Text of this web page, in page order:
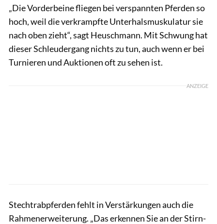
„Die Vorderbeine fliegen bei verspannten Pferden so
hoch, weil die verkrampfte Unterhalsmuskulatur sie
nach oben zieht“, sagt Heuschmann. Mit Schwung hat
dieser Schleudergang nichts zu tun, auch wenn er bei
Turnieren und Auktionen oft zu sehen ist.
ANZEIGE
Stechtrabpferden fehlt in Verstärkungen auch die
Rahmenerweiterung. „Das erkennen Sie an der Stirn-